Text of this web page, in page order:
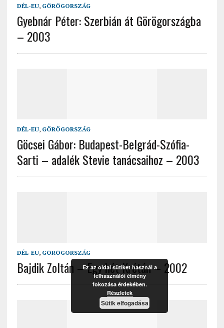
DÉL-EU, GÖRÖGORSZÁG
Gyebnár Péter: Szerbián át Görögországba
– 2003
DÉL-EU, GÖRÖGORSZÁG
Göcsei Gábor: Budapest-Belgrád-Szófia-
Sarti – adalék Stevie tanácsaihoz – 2003
DÉL-EU, GÖRÖGORSZÁG
Bajdik Zoltán – Egy hét Krétán – 2002
Ez az oldal sütiket használ a
felhasználói élmény
fokozása érdekében.
Részletek
Sütik elfogadása